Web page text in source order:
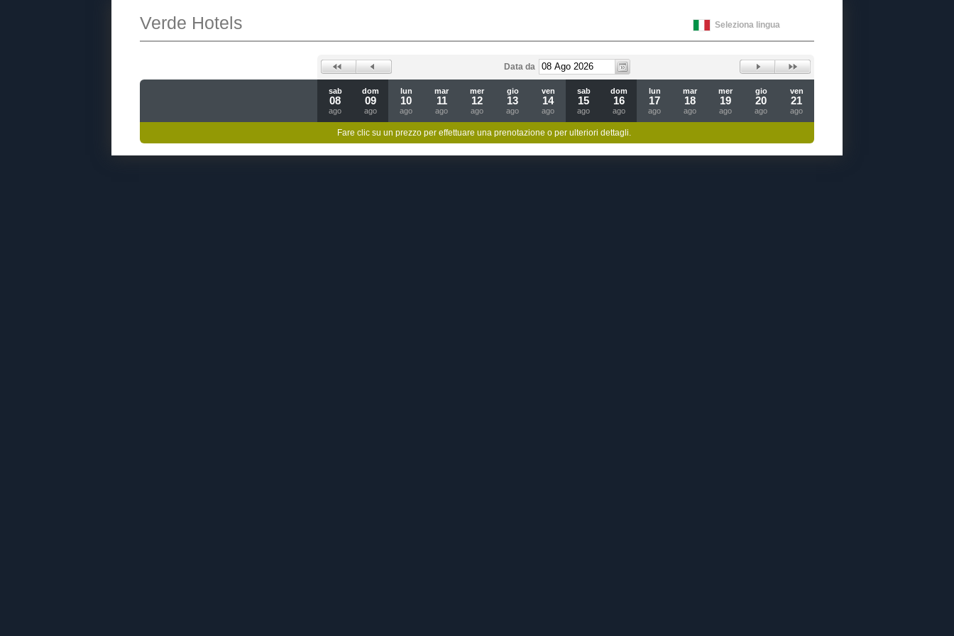
Seleziona lingua
Verde Hotels
Data da
sab
08
ago
dom
09
ago
lun
10
ago
mar
11
ago
mer
12
ago
gio
13
ago
ven
14
ago
sab
15
ago
dom
16
ago
lun
17
ago
mar
18
ago
mer
19
ago
gio
20
ago
ven
21
ago
Fare clic su un prezzo per effettuare una prenotazione o per ulteriori dettagli.